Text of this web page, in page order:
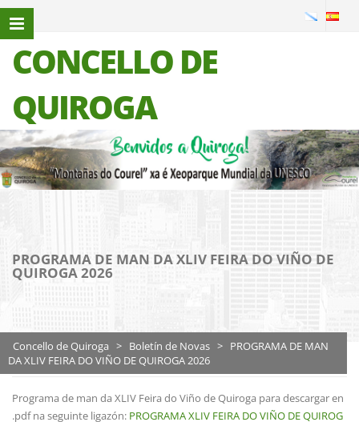
CONCELLO DE
QUIROGA
PROGRAMA DE MAN DA XLIV FEIRA DO VIÑO DE
QUIROGA 2026
Concello de Quiroga > Boletín de Novas > PROGRAMA DE MAN
DA XLIV FEIRA DO VIÑO DE QUIROGA 2026
Estándar 26 Marzo, 2026 Boletín de Novas
Programa de man da XLIV Feira do Viño de Quiroga para descargar en
.pdf na seguinte ligazón: PROGRAMA XLIV FEIRA DO VIÑO DE QUIROG